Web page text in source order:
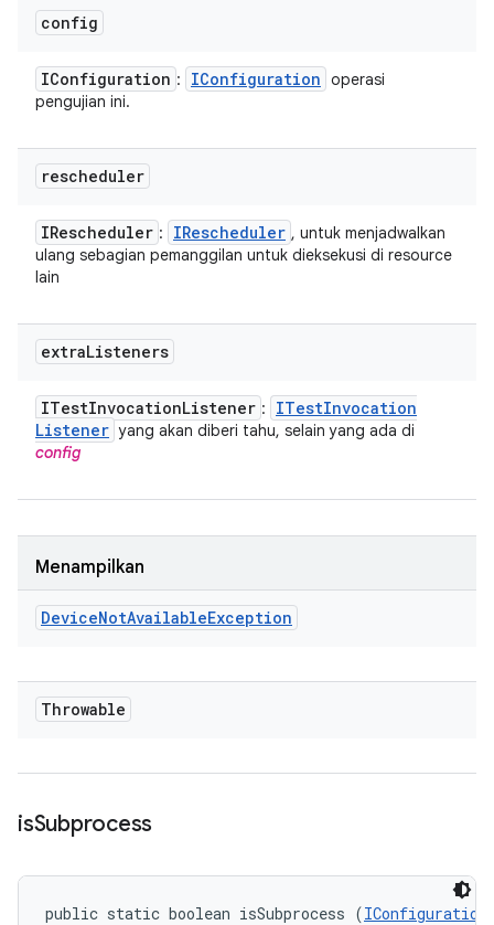
config
IConfiguration : IConfiguration operasi
pengujian ini.
rescheduler
IRescheduler : IRescheduler , untuk menjadwalkan
ulang sebagian pemanggilan untuk dieksekusi di resource
lain
extraListeners
ITestInvocationListener : ITestInvocation
Listener yang akan diberi tahu, selain yang ada di
config
Menampilkan
DeviceNotAvailableException
Throwable
isSubprocess
public static boolean isSubprocess (IConfiguration